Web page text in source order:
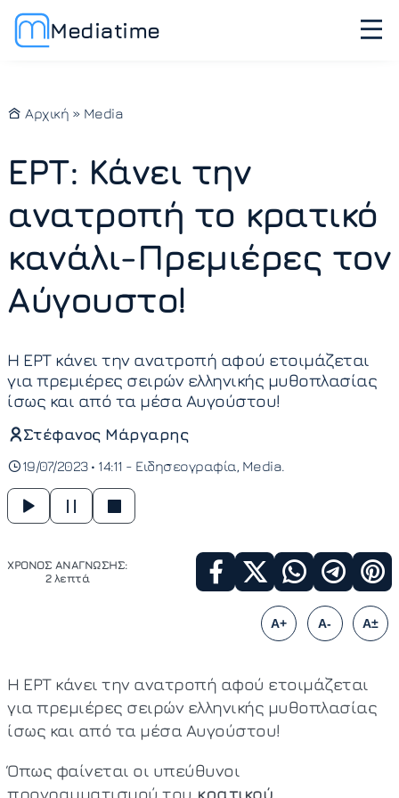
Mediatime
Αρχική » Media
ΕΡΤ: Κάνει την
ανατροπή το κρατικό
κανάλι-Πρεμιέρες τον
Αύγουστο!
Η ΕΡΤ κάνει την ανατροπή αφού ετοιμάζεται
για πρεμιέρες σειρών ελληνικής μυθοπλασίας
ίσως και από τα μέσα Αυγούστου!
Στέφανος Μάργαρης
19/07/2023 • 14:11 - Ειδησεογραφία Media
ΧΡΟΝΟΣ ΑΝΑΓΝΩΣΗΣ:
2 λεπτά
A+ A- A±
Η ΕΡΤ κάνει την ανατροπή αφού ετοιμάζεται
για πρεμιέρες σειρών ελληνικής μυθοπλασίας
ίσως και από τα μέσα Αυγούστου!
Όπως φαίνεται οι υπεύθυνοι
προγραμματισμού του κρατικού